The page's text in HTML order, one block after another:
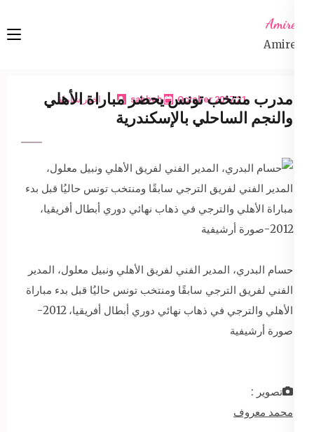
content
Amireta
Amireta
21 October 2017
sabbeh اخبار شاملة
مدرب منتخب تونس يحضر مباراة الأهلي
والنجم الساحلي بالإسكندرية
حسام البدري، المدير الفني لفريق الأهلي ونبيل معلول، المدير
الفني لفريق الترجي سابقًا ومنتخب تونس حاليُا قبل بدء مباراة
الأهلي والترجي في ذهاب نهائي دوري أبطال أفريقيا، 2012-
صورة أرشيفية
تصوير :
محمد معروف